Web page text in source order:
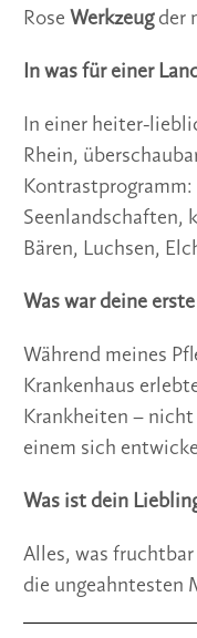
Rose Werkzeug der
In was für einer
In einer heiter-
Rhein,
Seenlandschaften,
Bären, Luchsen,
Was war deine
Während meines
Krankenhaus
Krankheiten –
einem sich
Was ist dein
Alles, was
die ungeahntesten